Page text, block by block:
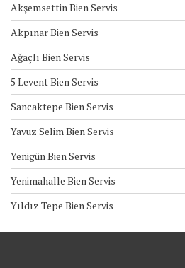
Akşemsettin Bien Servis
Akpınar Bien Servis
Ağaçlı Bien Servis
5 Levent Bien Servis
Sancaktepe Bien Servis
Yavuz Selim Bien Servis
Yenigün Bien Servis
Yenimahalle Bien Servis
Yıldız Tepe Bien Servis